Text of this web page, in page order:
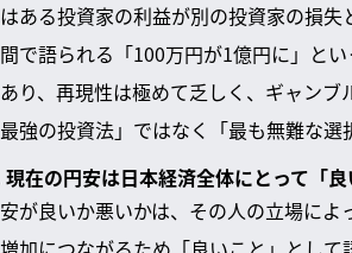
ある投資家の利益が別の投資家の損失
で語られる「100万円が1億円に」と
り、再現性は極めて乏しく、ギャンブ
最強の投資法」ではなく「最も無難な選
現在の円安は日本経済全体にとって「
が良いか悪いかは、その人の立場に